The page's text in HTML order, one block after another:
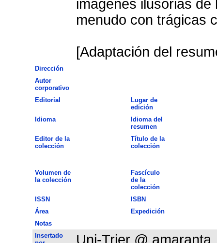
imágenes ilusorias
menudo con trágicas
[Adaptación del
Dirección
Autor
corporativo
Editorial
Lugar de
edición
Idioma
Idioma del
resumen
Editor de la
colección
Título de la
colección
Volumen de
la colección
Fascículo
de la
colección
ISSN
ISBN
Área
Expedición
Notas
Insertado
Uni-Trier @